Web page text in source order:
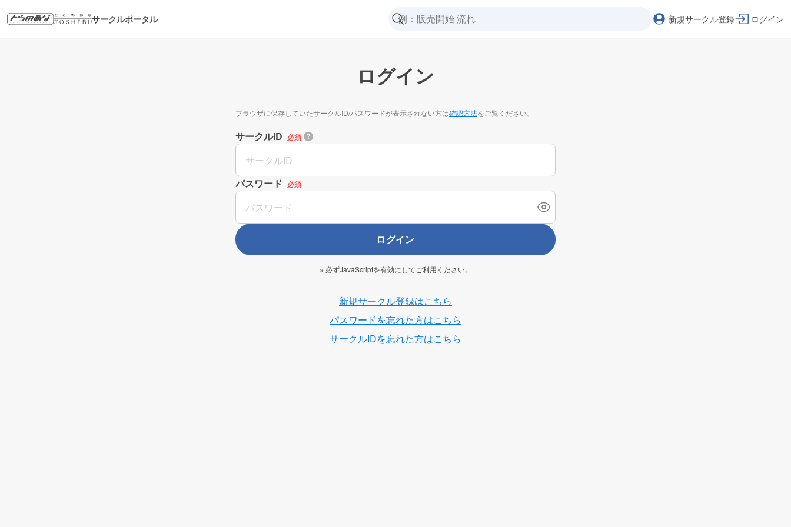
サークルポータル 新規サークル登録 ログイン
ログイン
ブラウザに保存していたサークルID/パスワードが表示されない方は確認方法をご覧ください。
サークルID 必須
パスワード 必須
ログイン
※ 必ずJavaScriptを有効にしてご利用ください。
新規サークル登録はこちら
パスワードを忘れた方はこちら
サークルIDを忘れた方はこちら